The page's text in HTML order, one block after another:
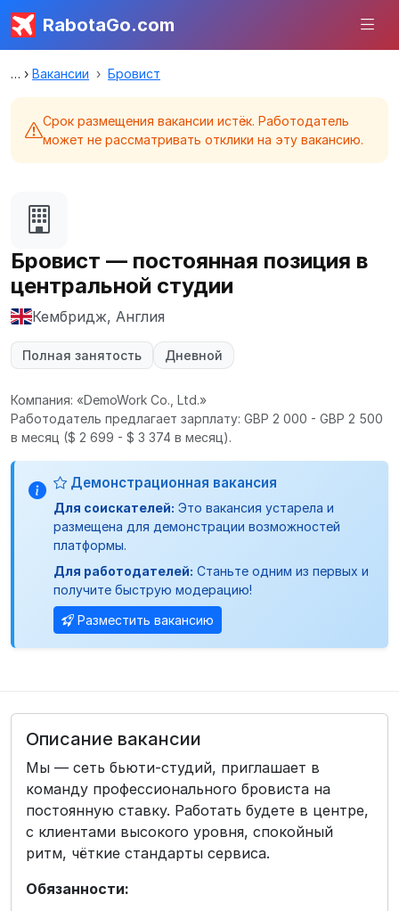
RabotaGo.com
Вакансии Бровист
Срок размещения вакансии истёк. Работодатель
может не рассматривать отклики на эту вакансию.
Бровист — постоянная позиция в
центральной студии
Кембридж, Англия
Полная занятость Дневной
Компания: «DemoWork Co., Ltd.»
Работодатель предлагает зарплату: GBP 2 000 - GBP 2 500
в месяц ($ 2 699 - $ 3 374 в месяц).
Демонстрационная вакансия
Для соискателей: Это вакансия устарела и
размещена для демонстрации возможностей
платформы.
Для работодателей: Станьте одним из первых и
получите быструю модерацию!
Разместить вакансию
Описание вакансии
Мы — сеть бьюти-студий, приглашает в
команду профессионального бровиста на
постоянную ставку. Работать будете в центре,
с клиентами высокого уровня, спокойный
ритм, чёткие стандарты сервиса.
Обязанности: